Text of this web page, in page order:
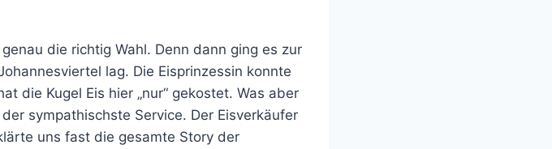
die richtig Wahl. Denn dann ging es zur
lag. Die Eisprinzessin konnte
die Kugel Eis hier „nur“ gekostet. Was aber
sympathischste Service. Der Eisverkäufer
uns fast die gesamte Story der